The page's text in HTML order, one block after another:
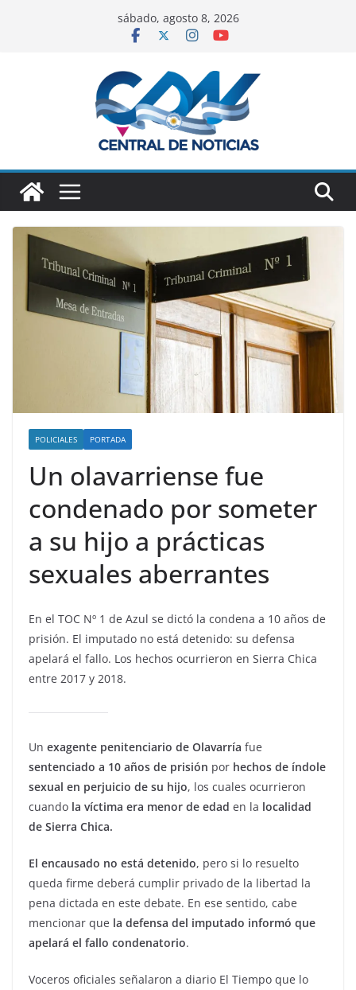
sábado, agosto 8, 2026
POLICIALES PORTADA
Un olavarriense fue
condenado por someter
a su hijo a prácticas
sexuales aberrantes
En el TOC Nº 1 de Azul se dictó la condena a 10 años de
prisión. El imputado no está detenido: su defensa
apelará el fallo. Los hechos ocurrieron en Sierra Chica
entre 2017 y 2018.
Un exagente penitenciario de Olavarría fue
sentenciado a 10 años de prisión por hechos de índole
sexual en perjuicio de su hijo, los cuales ocurrieron
cuando la víctima era menor de edad en la localidad
de Sierra Chica.
El encausado no está detenido, pero si lo resuelto
queda firme deberá cumplir privado de la libertad la
pena dictada en este debate. En ese sentido, cabe
mencionar que la defensa del imputado informó que
apelará el fallo condenatorio.
Voceros oficiales señalaron a diario El Tiempo que lo